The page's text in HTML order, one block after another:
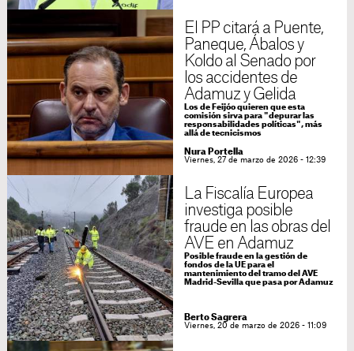
El PP citará a Puente,
Paneque, Ábalos y
Koldo al Senado por
los accidentes de
Adamuz y Gelida
Los de Feijóo quieren que esta
comisión sirva para "depurar las
responsabilidades políticas", más
allá de tecnicismos
Nura Portella
Viernes, 27 de marzo de 2026 - 12:39
La Fiscalía Europea
investiga posible
fraude en las obras del
AVE en Adamuz
Posible fraude en la gestión de
fondos de la UE para el
mantenimiento del tramo del AVE
Madrid-Sevilla que pasa por Adamuz
Berto Sagrera
Viernes, 20 de marzo de 2026 - 11:09